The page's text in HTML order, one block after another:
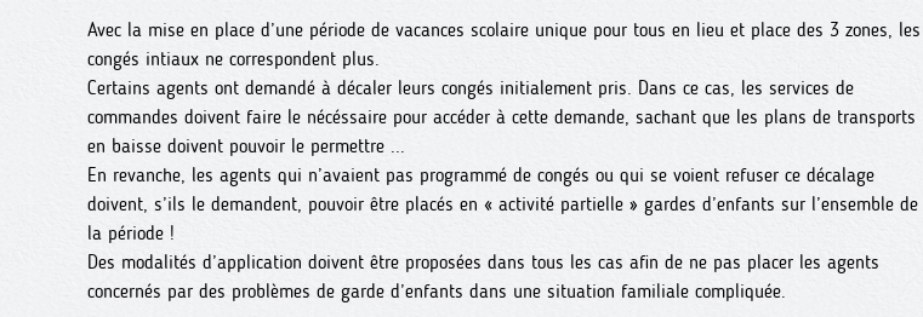
Avec la mise en place d’une période de vacances scolaire unique pour tous en lieu et place des 3 zones, les
congés intiaux ne correspondent plus.
Certains agents ont demandé à décaler leurs congés initialement pris. Dans ce cas, les services de
commandes doivent faire le nécéssaire pour accéder à cette demande, sachant que les plans de transports
en baisse doivent pouvoir le permettre ...
En revanche, les agents qui n’avaient pas programmé de congés ou qui se voient refuser ce décalage
doivent, s’ils le demandent, pouvoir être placés en « activité partielle » gardes d’enfants sur l’ensemble de
la période !
Des modalités d’application doivent être proposées dans tous les cas afin de ne pas placer les agents
concernés par des problèmes de garde d’enfants dans une situation familiale compliquée.